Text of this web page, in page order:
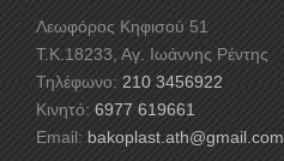
Λεωφόρος Κηφισού 51
Τ.Κ.18233, Αγ. Iωάννης Ρέντης
Τηλέφωνο: 210 3456922
Κινητό: 6977 619661
Email: bakoplast.ath@gmail.com